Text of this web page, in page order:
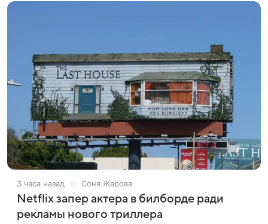
3 часа назад Соня Жарова
Netflix запер актера в билборде ради
рекламы нового триллера